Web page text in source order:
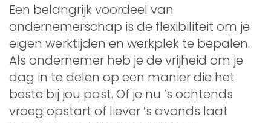
Een belangrijk voordeel van
ondernemerschap is de flexibiliteit om je
eigen werktijden en werkplek te bepalen.
Als ondernemer heb je de vrijheid om je
dag in te delen op een manier die het
beste bij jou past. Of je nu ’s ochtends
vroeg opstart of liever ’s avonds laat